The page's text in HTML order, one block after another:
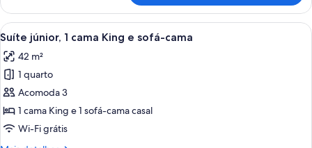
sofá-
cama
executivo,
cama
e
sofá-
cama
Carrega
todas
as
fotos
de
Suíte
júnior,
Quarto de hotel com uma cama
5
Suíte júnior, 1 cama King e sofá-cama
42 m²
1 quarto
Acomoda 3
1 cama King e 1 sofá-cama casal
Wi-Fi grátis